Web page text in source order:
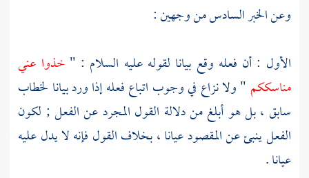
وعن الخبر السادس من وجهين :
الأول : أن فعله وقع بيانا لقوله عليه السلام : " خذوا عني
مناسككم " ولا نزاع في وجوب اتباع فعله إذا ورد بيانا لخطاب
سابق ، بل هو أبلغ من دلالة القول المجرد عن الفعل ; لكون
الفعل ينبئ عن المقصود عيانا ، بخلاف القول فإنه لا يدل عليه
عيانا .